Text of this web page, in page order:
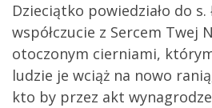
Dzieciątko powiedziało do s.
współczucie z Sercem Twej
otoczonym cierniami,
ludzie je wciąż na nowo
kto by przez akt